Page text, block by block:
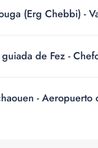
(Erg Chebbi) -
de Fez -
- Aeropuerto